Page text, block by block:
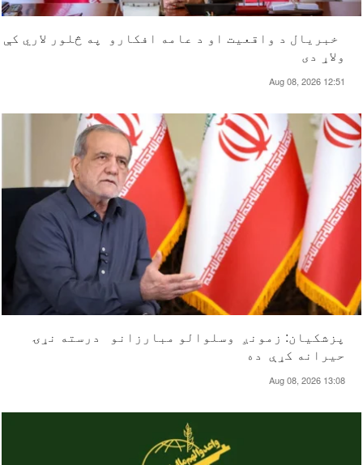
خبریال د واقعیت او د عامه افکارو په څلور لاري کې
ولاړ دی
Aug 08, 2026 12:51
پزشکیان: زمونږ وسلوالو مبارزانو درسته نړۍ
حیرانه کړې ده
Aug 08, 2026 13:08